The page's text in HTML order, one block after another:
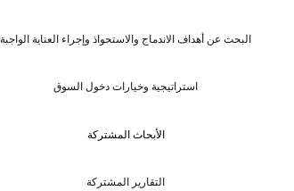
البحث عن أهداف الاندماج والاستحواذ وإجراء العناية الواجبة
استراتيجية وخيارات دخول السوق
الأبحاث المشتركة
التقارير المشتركة